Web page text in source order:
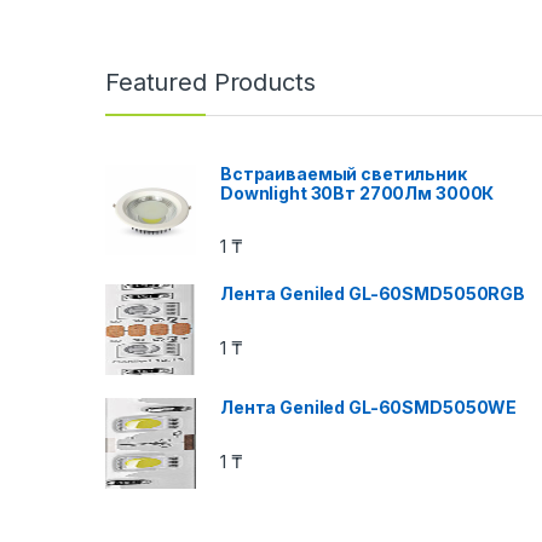
Featured Products
Встраиваемый светильник
Downlight 30Вт 2700Лм 3000К
1 ₸
Лента Geniled GL-60SMD5050RGB
1 ₸
Лента Geniled GL-60SMD5050WE
1 ₸